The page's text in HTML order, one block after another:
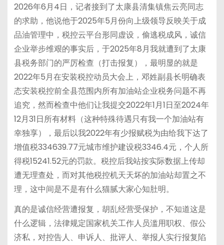
2026年6月4日，记者接到了太康县清集镇焦云亮同志
的求助，他说他于2025年5月份向上级领导反映关于成
品油管理中，税控云平台形同虚设，偷逃税成风，诚信
企业举步维艰的事实后，于2025年8月我就遭到了太康
县税务部门的严厉检查（打击报复），最明显的就是
2022年5月在安装税控动员大会上，邓姓副县长明确表
态安装税控前全县范围内所有加油站企业税务问题不再
追究，然而检查中他们让我提交2022年1月1日至2024年
12月31日所有材料（这种特殊待遇只有我一个加油站有
幸独享），最后以我2022年有少报赋税为由给我下达了
增值税334639.77元城市维护建设税3346.4元，个人所
得税15241.52元的罚款。税控后我站按实际数据上传却
遭无理查处，而对其他税控机天天坏的加油站却置之不
理，这中间是不是有什么猫腻大家心知肚明。
真的是诚信经营遭报复，胡乱经营受保护，不知道这是
什么逻辑，法律规定国家机关工作人员滥用职权、假公
济私，对控告人、申诉人、批评人、举报人实行报复陷